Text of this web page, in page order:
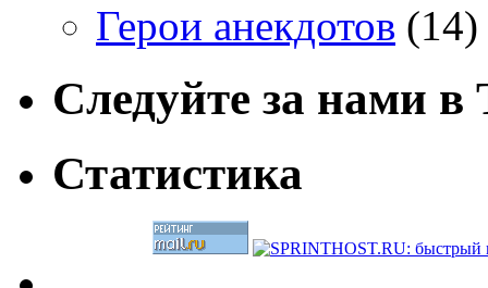
Герои анекдотов (14)
Следуйте за нами
Статистика